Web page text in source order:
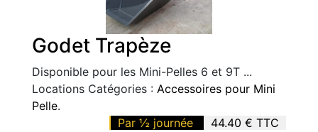
Godet Trapèze
Disponible pour les Mini-Pelles 6 et 9T ...
Locations Catégories : Accessoires pour Mini
Pelle.
Par ½ journée
44.40 € TTC